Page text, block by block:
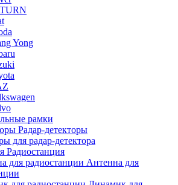
Yong
рамки
Радар-детекторы
для радар-детектора
Радиостанция
Антенна для